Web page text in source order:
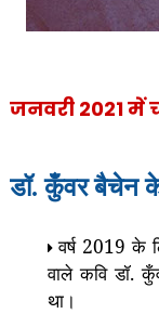
जनवरी 2021 में
डॉ. कुँवर बैचेन के
वर्ष 2019 के
वाले कवि डॉ.
था।